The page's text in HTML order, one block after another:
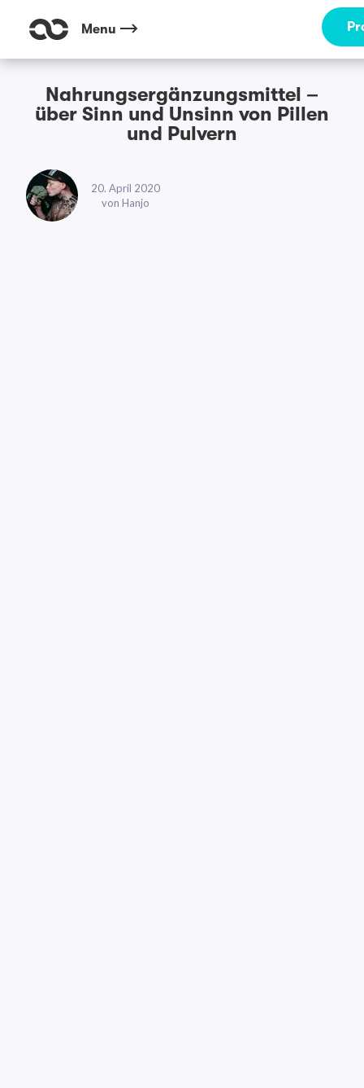
Menu
Nahrungsergänzungsmittel –
über Sinn und Unsinn von Pillen
und Pulvern
20. April 2020
von Hanjo